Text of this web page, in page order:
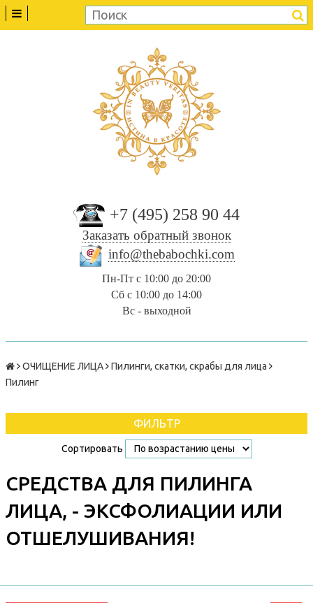
+7 (495) 258 90 44
Заказать обратный звонок
info@thebabochki.com
Пн-Пт с 10:00 до 20:00
Сб с 10:00 до 14:00
Вс - выходной
ОЧИЩЕНИЕ ЛИЦА
Пилинги, скатки, скрабы для лица
Пилинг
ФИЛЬТР
Сортировать
СРЕДСТВА ДЛЯ ПИЛИНГА
ЛИЦА, - ЭКСФОЛИАЦИИ ИЛИ
ОТШЕЛУШИВАНИЯ!